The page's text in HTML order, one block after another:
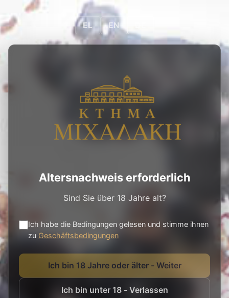
ROTWEINE / THÈSE 16 LIMITED
EL EN
Altersnachweis erforderlich
Sind Sie über 18 Jahre alt?
Ich habe die Bedingungen gelesen und stimme ihnen
zu Geschäftsbedingungen
Ich bin 18 Jahre oder älter - Weiter
Ich bin unter 18 - Verlassen